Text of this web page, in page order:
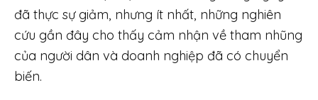
đã thực sự giảm, nhưng ít nhất, những nghiên
cứu gần đây cho thấy cảm nhận về tham nhũng
của người dân và doanh nghiệp đã có chuyển
biến.